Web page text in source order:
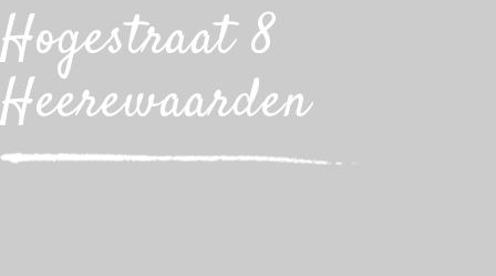
Hogestraat 8
Heerewaarden